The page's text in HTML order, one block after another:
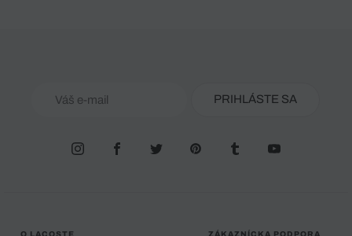
PRIHLÁSTE SA
O LACOSTE ZÁKAZNÍCKA PODPORA